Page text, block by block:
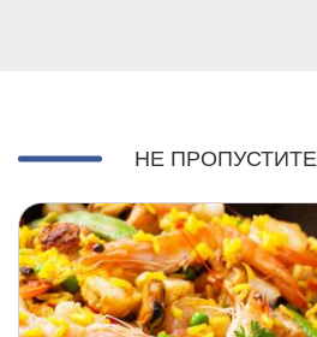
НЕ ПРОПУСТИТЕ